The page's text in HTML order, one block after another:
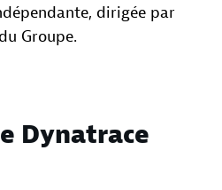
dirigée par
Groupe.
Dynatrace